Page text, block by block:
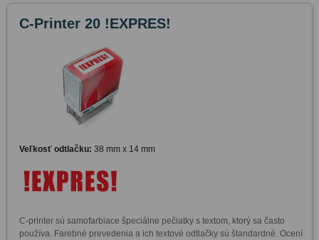
C-Printer 20 !EXPRES!
Veľkosť odtlačku: 38 mm x 14 mm
C-printer sú samofarbiace špeciálne pečiatky s textom, ktorý sa často
používa. Farebné prevedenia a ich textové odtlačky sú štandardné. Ocení